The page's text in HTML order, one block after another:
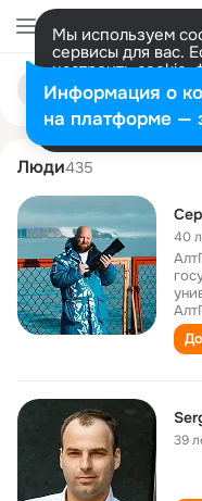
Мы используем
сервисы для вас.
настроить
представитель.
Разрешить все
Поиск
людям
sergey rozhnov
Люди435
40
39
Информация о
на платформе —